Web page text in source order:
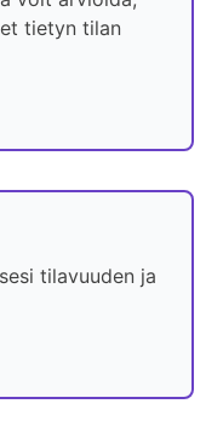
tietyn tilan
tilavuuden ja